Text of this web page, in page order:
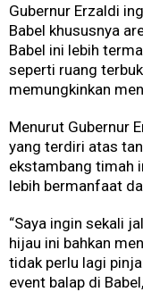
Gubernur Erzaldi
Babel khususnya
Babel ini lebih
seperti ruang
memungkinkan
Menurut Gubernur
yang terdiri atas
ekstambang timah
lebih bermanfaat
“Saya ingin sekali
hijau ini bahkan
tidak perlu lagi
event balap di